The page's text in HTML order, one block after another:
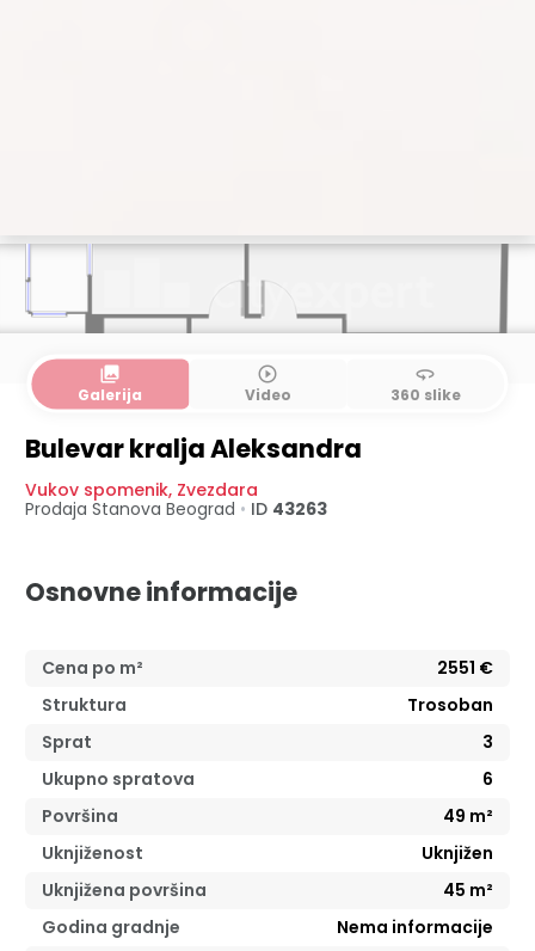
collections
Galerija
play_circle_outline
Video
360
360 slike
Bulevar kralja Aleksandra
Vukov spomenik, Zvezdara
Prodaja Stanova Beograd • ID 43263
Osnovne informacije
Cena po m² 2551 €
Struktura
Trosoban
Sprat
3
Ukupno spratova
6
Površina
49 m²
Uknjiženost
Uknjižen
Uknjižena površina
45 m²
Godina gradnje
Nema informacije